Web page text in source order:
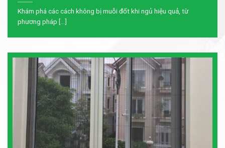
Khám phá các cách không bị muỗi đốt khi ngủ hiệu quả, từ
phương pháp [...]